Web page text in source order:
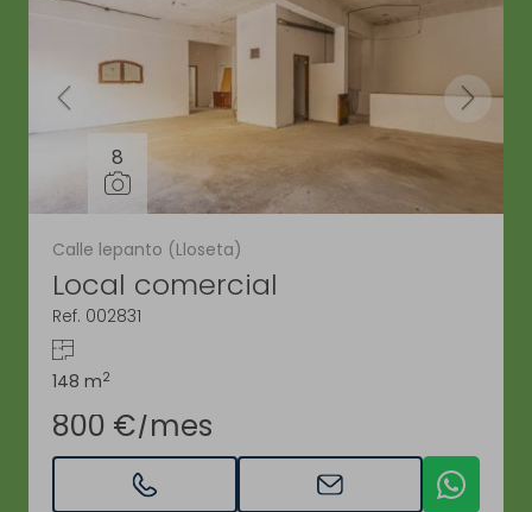
8
Calle lepanto (Lloseta)
Local comercial
Ref. 002831
148 m2
800 €/mes